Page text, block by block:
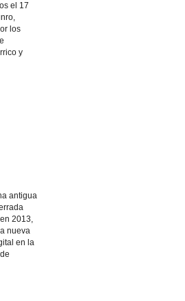
el 17
los
y
antigua
2013,
nueva
en la